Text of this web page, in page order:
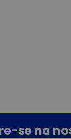
se na